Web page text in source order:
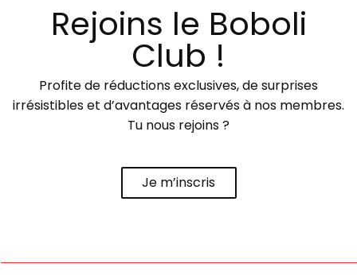
Rejoins le Boboli
Club !
Profite de réductions exclusives, de surprises
irrésistibles et d’avantages réservés à nos membres.
Tu nous rejoins ?
Je m’inscris